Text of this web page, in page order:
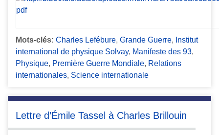
Mots-clés: Charles Lefébure, Grande Guerre, Institut
international de physique Solvay, Manifeste des 93,
Physique, Première Guerre Mondiale, Relations
internationales, Science internationale
Lettre d’Émile Tassel à Charles Brillouin